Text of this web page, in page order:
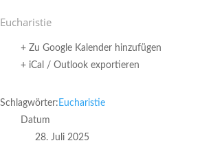
Eucha­ristie
+ Zu Google Kalender hinzufügen
+ iCal / Outlook exportieren
Schlagwörter: Eucharistie
Datum
28. Juli 2025